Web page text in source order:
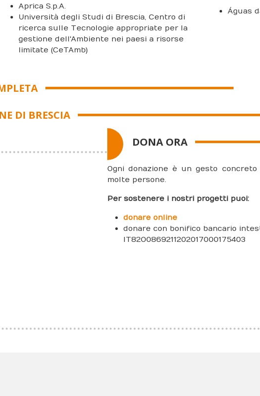
Aprica S.p.A.
Università degli Studi di Brescia, Centro di
ricerca sulle Tecnologie appropriate per la
gestione dell'Ambiente nei paesi a risorse
limitate (CeTAmb)
Águas
DI BRESCIA
DONA ORA
Ogni donazione è un gesto
molte persone.
Per sostenere i nostri progetti puoi:
donare online
donare con bonifico bancario
IT82O0869211202017000175403